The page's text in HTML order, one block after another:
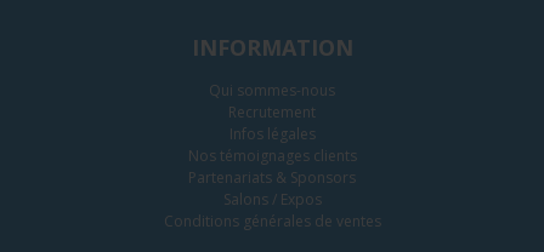
INFORMATION
Qui sommes-nous
Recrutement
Infos légales
Nos témoignages clients
Partenariats & Sponsors
Salons / Expos
Conditions générales de ventes